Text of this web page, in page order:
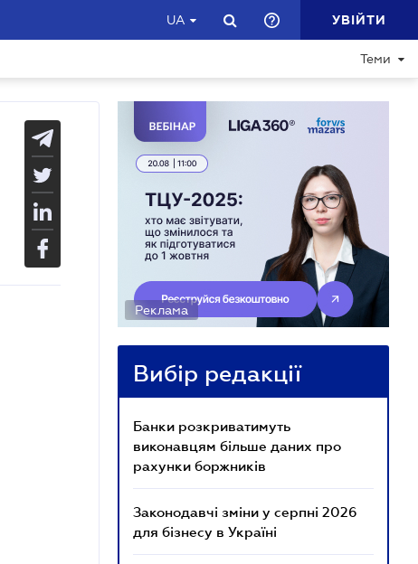
UA УВІЙТИ
Теми
Реклама
Вибір редакції
Банки розкриватимуть
виконавцям більше даних про
рахунки боржників
Законодавчі зміни у серпні 2026
для бізнесу в Україні